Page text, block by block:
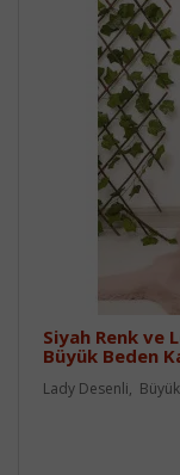
Siyah Renk ve
Büyük Beden
Lady Desenli,